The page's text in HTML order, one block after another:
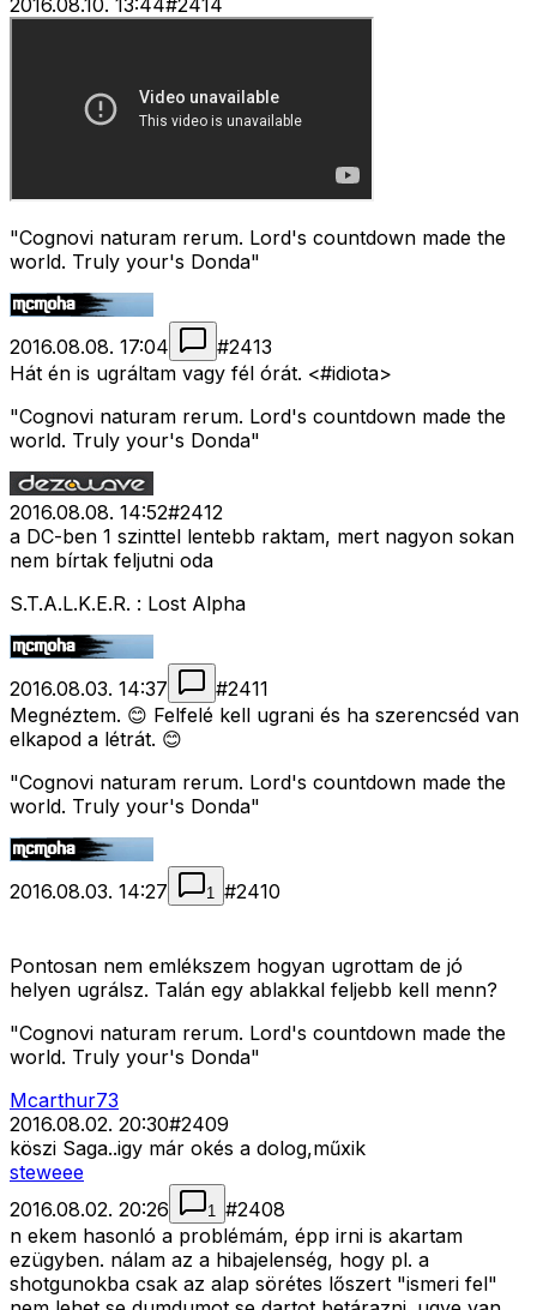
2016.08.10. 13:44#2414
"Cognovi naturam rerum. Lord's countdown made the
world. Truly your's Donda"
2016.08.08. 17:04 #2413
Hát én is ugráltam vagy fél órát. <#idiota>
"Cognovi naturam rerum. Lord's countdown made the
world. Truly your's Donda"
2016.08.08. 14:52#2412
a DC-ben 1 szinttel lentebb raktam, mert nagyon sokan
nem bírtak feljutni oda
S.T.A.L.K.E.R. : Lost Alpha
2016.08.03. 14:37 #2411
Megnéztem. 😊 Felfelé kell ugrani és ha szerencséd van
elkapod a létrát. 😊
"Cognovi naturam rerum. Lord's countdown made the
world. Truly your's Donda"
2016.08.03. 14:27 1 #2410
Pontosan nem emlékszem hogyan ugrottam de jó
helyen ugrálsz. Talán egy ablakkal feljebb kell menn?
"Cognovi naturam rerum. Lord's countdown made the
world. Truly your's Donda"
Mcarthur73
2016.08.02. 20:30#2409
köszi Saga..igy már okés a dolog,műxik
steweee
2016.08.02. 20:26
1 #2408
n ekem hasonló a problémám, épp irni is akartam
ezügyben. nálam az a hibajelenség, hogy pl. a
shotgunokba csak az alap sörétes lőszert "ismeri fel"